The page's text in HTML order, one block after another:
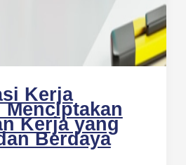
Kerja
Kerja yang
Berdaya